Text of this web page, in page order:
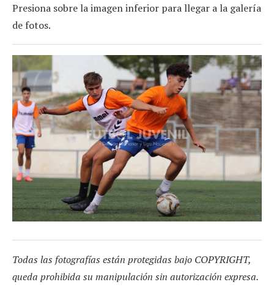
Presiona sobre la imagen inferior para llegar a la galería
de fotos.
Todas las fotografías están protegidas bajo COPYRIGHT,
queda prohibida su manipulación sin autorización expresa.